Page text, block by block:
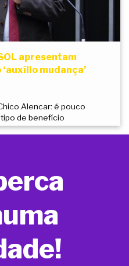
apresentam
mudança’
Alencar: é pouco
de benefício